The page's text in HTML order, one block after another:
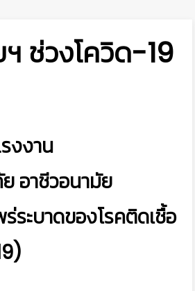
ช่วงโควิด-19
งงาน
อาชีวอนามัย
ระบาดของโรคติดเชื้อ